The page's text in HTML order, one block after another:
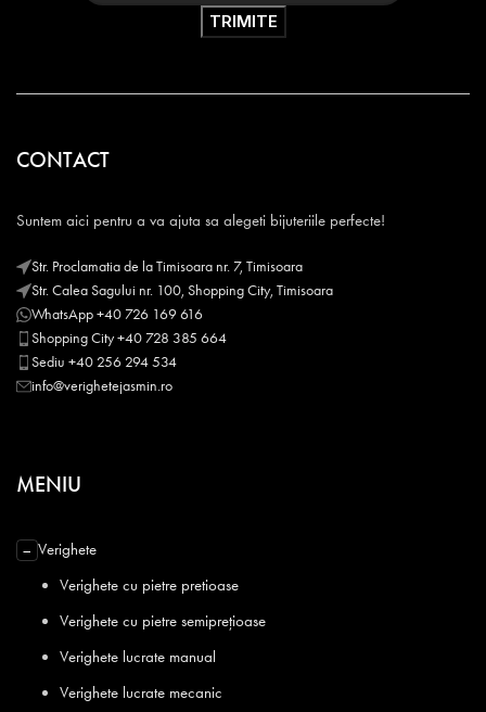
CONTACT
Suntem aici pentru a va ajuta sa alegeti bijuteriile perfecte!
Str. Proclamatia de la Timisoara nr. 7, Timisoara
Str. Calea Sagului nr. 100, Shopping City, Timisoara
WhatsApp +40 726 169 616
Shopping City +40 728 385 664
Sediu +40 256 294 534
info@verighetejasmin.ro
MENIU
− Verighete
Verighete cu pietre pretioase
Verighete cu pietre semiprețioase
Verighete lucrate manual
Verighete lucrate mecanic